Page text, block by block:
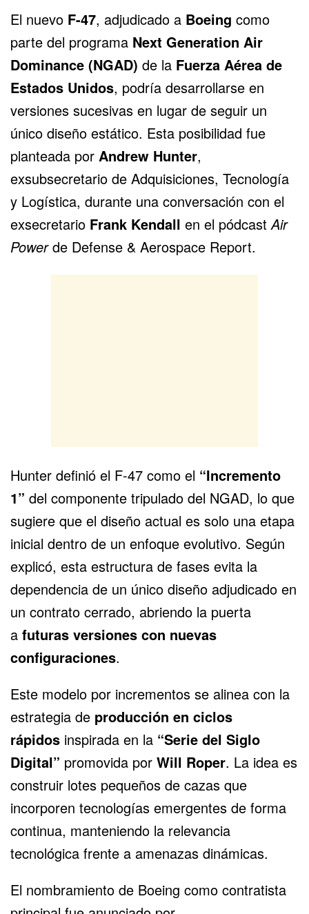
El nuevo F-47, adjudicado a Boeing como
parte del programa Next Generation Air
Dominance (NGAD) de la Fuerza Aérea de
Estados Unidos, podría desarrollarse en
versiones sucesivas en lugar de seguir un
único diseño estático. Esta posibilidad fue
planteada por Andrew Hunter,
exsubsecretario de Adquisiciones, Tecnología
y Logística, durante una conversación con el
exsecretario Frank Kendall en el pódcastAir
Powerde Defense & Aerospace Report.
Hunter definió el F-47 como el “Incremento
1” del componente tripulado del NGAD, lo que
sugiere que el diseño actual es solo una etapa
inicial dentro de un enfoque evolutivo. Según
explicó, esta estructura de fases evita la
dependencia de un único diseño adjudicado en
un contrato cerrado, abriendo la puerta
a futuras versiones con nuevas
configuraciones.
Este modelo por incrementos se alinea con la
estrategia de producción en ciclos
rápidos inspirada en la “Serie del Siglo
Digital” promovida por Will Roper. La idea es
construir lotes pequeños de cazas que
incorporen tecnologías emergentes de forma
continua, manteniendo la relevancia
tecnológica frente a amenazas dinámicas.
El nombramiento de Boeing como contratista